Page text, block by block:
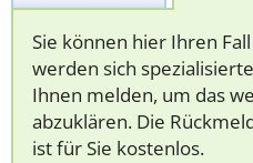
Sie können hier Ihren
werden sich
Ihnen melden, um das
abzuklären. Die
ist für Sie kostenlos.